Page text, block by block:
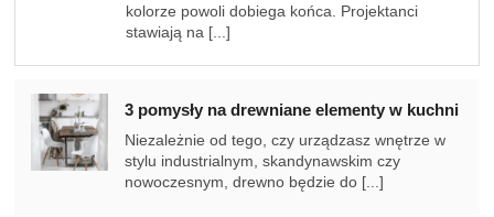
kolorze powoli dobiega końca. Projektanci
stawiają na [...]
3 pomysły na drewniane elementy w kuchni
Niezależnie od tego, czy urządzasz wnętrze w
stylu industrialnym, skandynawskim czy
nowoczesnym, drewno będzie do [...]